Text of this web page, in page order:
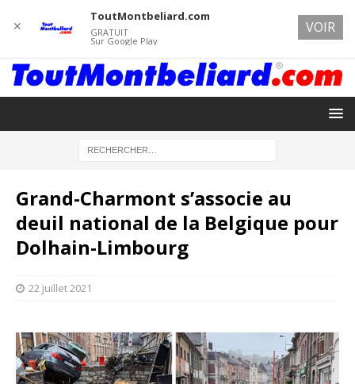
Grand-Charmont s’associe au
deuil national de la Belgique pour
Dolhain-Limbourg
22 juillet 2021
✕
ToutMontbeliard.com
GRATUIT
Sur Google Play
VOIR